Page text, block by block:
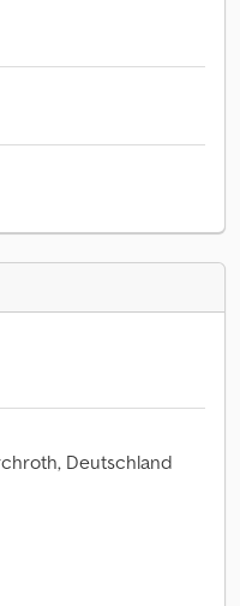
Deutschland